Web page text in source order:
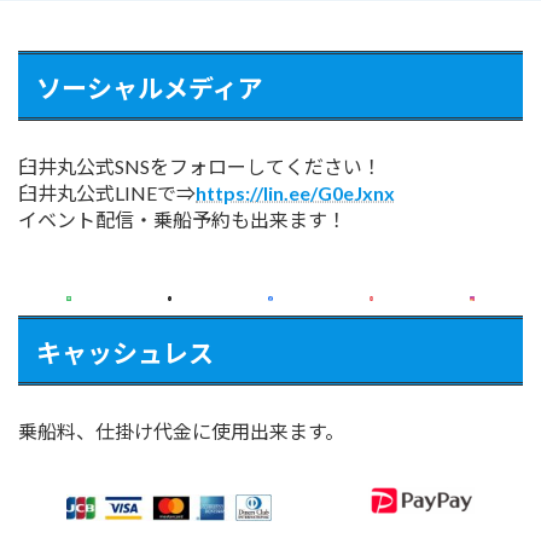
ソーシャルメディア
臼井丸公式SNSをフォローしてください！
臼井丸公式LINEで⇒https://lin.ee/G0eJxnx
イベント配信・乗船予約も出来ます！
キャッシュレス
乗船料、仕掛け代金に使用出来ます。